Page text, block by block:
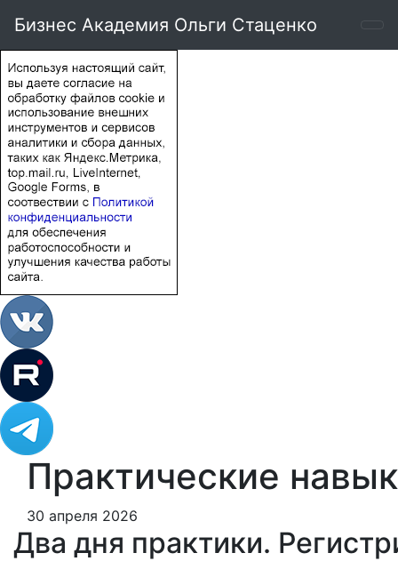
Бизнес Академия Ольги Стаценко
Практические
30 апреля 2026
Два дня практики.